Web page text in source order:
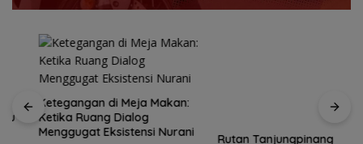
Ketegangan di Meja Makan:
Ketika Ruang Dialog
Menggugat Eksistensi Nurani
produksi keripik pisang